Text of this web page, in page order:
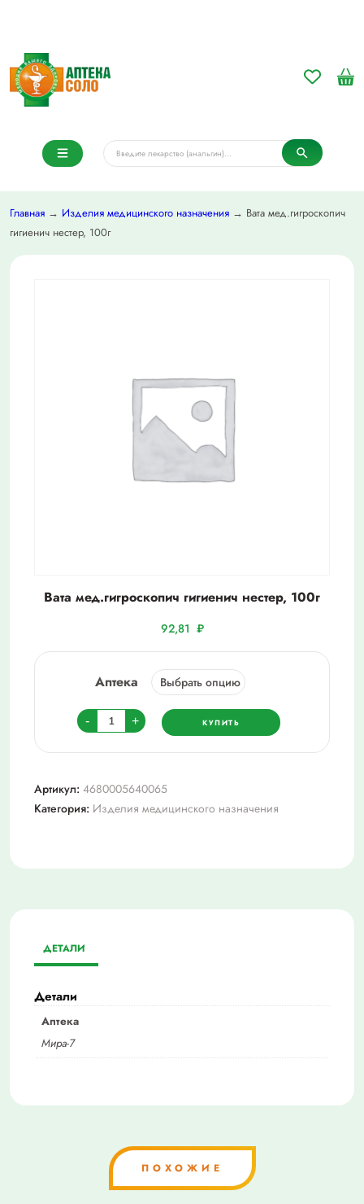
Главная → Изделия медицинского назначения → Вата мед.гигроскопич
гигиенич нестер, 100г
Вата мед.гигроскопич гигиенич нестер, 100г
92,81 ₽
Аптека
-
Количество
товара
Вата
гигиенич
нестер,
+ КУПИТЬ
Артикул: 4680005640065
Категория: Изделия медицинского назначения
ДЕТАЛИ
Детали
Аптека
Мира-7
ПОХОЖИЕ